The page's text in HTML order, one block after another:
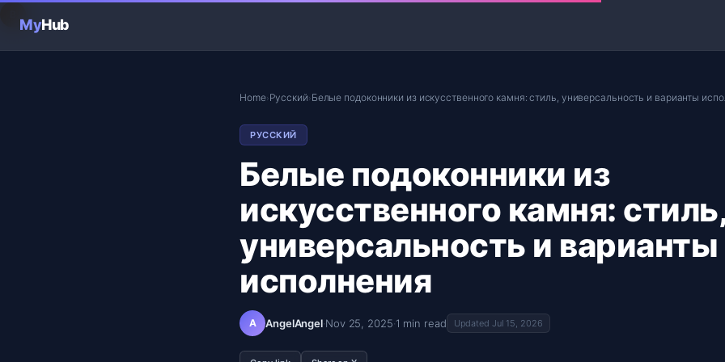
MyHub
Home›Русский›Белые подоконники из искусственного камня: стиль, универсальность и варианты
РУССКИЙ
Белые подоконники из
искусственного камня: стиль,
универсальность и варианты
исполнения
A AngelAngel·Nov 25, 2025·1 min read Updated Jul 15, 2026